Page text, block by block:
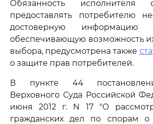
Обязанность исполнителя
предоставлять потребителю
достоверную информацию
обеспечивающую возможность
выбора, предусмотрена также
о защите прав потребителей.
В пункте 44
Верховного Суда Российской
июня 2012 г. N 17 "О
гражданских дел по спорам